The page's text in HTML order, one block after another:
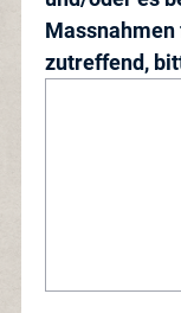
zutreffend,